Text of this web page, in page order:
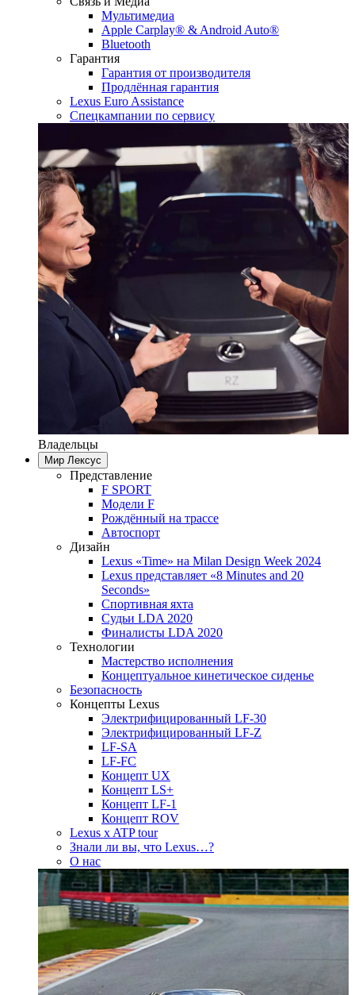
Мультимедиа
Apple Carplay® & Android Auto®
Bluetooth
Гарантия
Гарантия от производителя
Продлённая гарантия
Lexus Euro Assistance
Спецкампании по сервису
Владельцы
Мир Лексус
Представление
F SPORT
Модели F
Рождённый на трассе
Автоспорт
Дизайн
Lexus «Time» на Milan Design Week 2024
Lexus представляет «8 Minutes and 20
Seconds»
Спортивная яхта
Судьи LDA 2020
Финалисты LDA 2020
Технологии
Мастерство исполнения
Концептуальное кинетическое сиденье
Безопасность
Концепты Lexus
Электрифицированный LF-30
Электрифицированный LF-Z
LF-SA
LF-FC
Концепт UX
Концепт LS+
Концепт LF-1
Концепт ROV
Lexus x ATP tour
Знали ли вы, что Lexus…?
О нас